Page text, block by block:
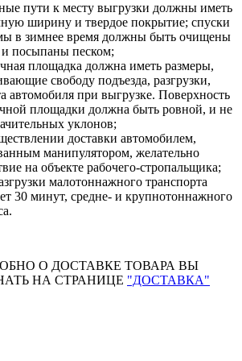
пути к месту выгрузки должны иметь
ширину и твердое покрытие; спуски
в зимнее время должны быть очищены
и посыпаны песком;
площадка должна иметь размеры,
свободу подъезда, разгрузки,
автомобиля при выгрузке. Поверхность
площадки должна быть ровной, и не
уклонов;
доставки автомобилем,
манипулятором, желательно
на объекте рабочего-стропальщика;
малотоннажного транспорта
30 минут, средне- и крупнотоннажного
О ДОСТАВКЕ ТОВАРА ВЫ
НА СТРАНИЦЕ "ДОСТАВКА"